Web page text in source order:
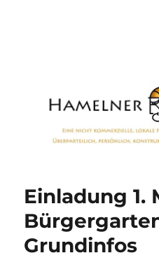
Einladung 1.
Grundinfos